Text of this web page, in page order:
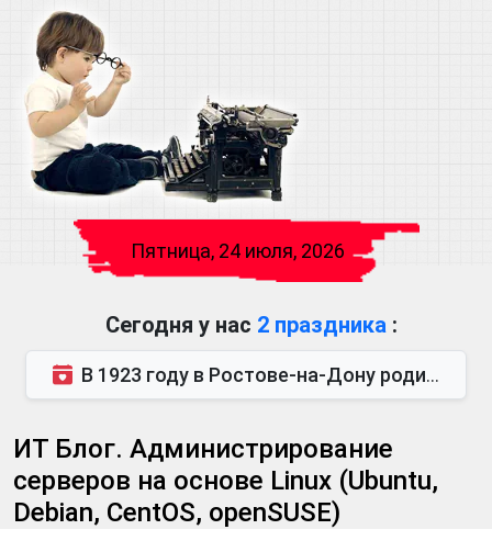
Пятница, 24 июля, 2026
Сегодня у нас 2 праздника :
В 1923 году в Ростове-на-Дону родился Виктор Михайлович Глушков. Под руководством Виктора Михайло...
ИТ Блог. Администрирование
серверов на основе Linux (Ubuntu,
Debian, CentOS, openSUSE)